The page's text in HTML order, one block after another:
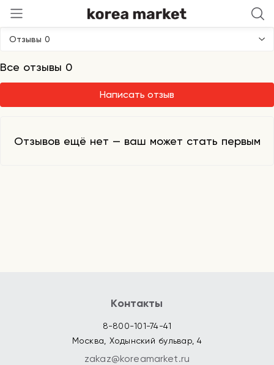
Freemoment
Отзывы 0
Все отзывы 0
Написать отзыв
Отзывов ещё нет — ваш может стать первым
Контакты
8-800-101-74-41
Москва, Ходынский бульвар, 4
zakaz@koreamarket.ru